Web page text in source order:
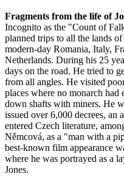
Fragments from the life of
Incognito as the "Count of
planned trips to all the lands
modern-day Romania, Italy,
Netherlands. During his 25
days on the road. He tried to
from all angles. He visited
places where no monarch
down shafts with miners. He
issued over 6,000 decrees, an
entered Czech literature,
Němcová, as a "man with a
best-known film appearance
where he was portrayed as a
Jones.